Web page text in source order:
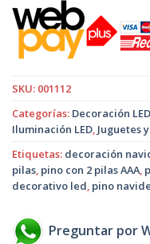
era:
SKU: 001112
Categorías: Decoración
Iluminación LED, Juguetes
Etiquetas: decoración
pilas, pino con 2 pilas AAA,
decorativo led, pino
Preguntar por